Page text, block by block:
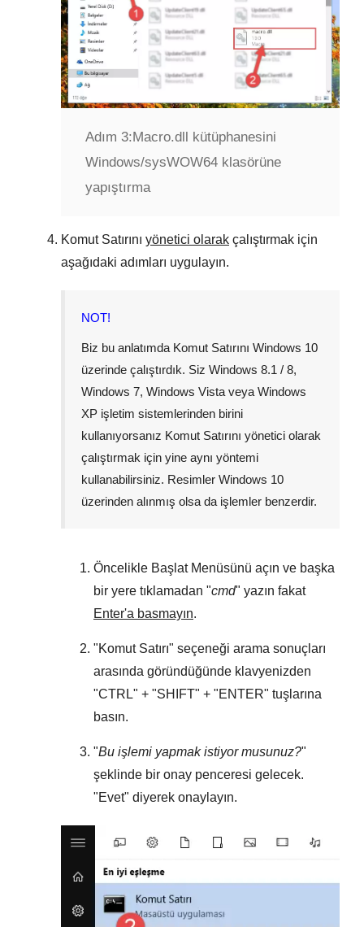
Adım 3:Macro.dll kütüphanesini
Windows/sysWOW64 klasörüne
yapıştırma
Komut Satırını yönetici olarak çalıştırmak için
aşağıdaki adımları uygulayın.
NOT!
Biz bu anlatımda Komut Satırını Windows 10
üzerinde çalıştırdık. Siz Windows 8.1 / 8,
Windows 7, Windows Vista veya Windows
XP işletim sistemlerinden birini
kullanıyorsanız Komut Satırını yönetici olarak
çalıştırmak için yine aynı yöntemi
kullanabilirsiniz. Resimler Windows 10
üzerinden alınmış olsa da işlemler benzerdir.
Öncelikle Başlat Menüsünü açın ve başka
bir yere tıklamadan "cmd" yazın fakat
Enter'a basmayın.
"Komut Satırı" seçeneği arama sonuçları
arasında göründüğünde klavyenizden
"CTRL" + "SHIFT" + "ENTER" tuşlarına
basın.
"Bu işlemi yapmak istiyor musunuz?"
şeklinde bir onay penceresi gelecek.
"Evet" diyerek onaylayın.